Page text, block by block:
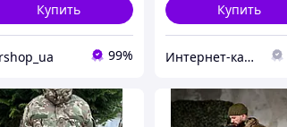
Купить
99%
Купить
Интер​н​ет-ка​талог ​с​​ки​док "iBag.ua"